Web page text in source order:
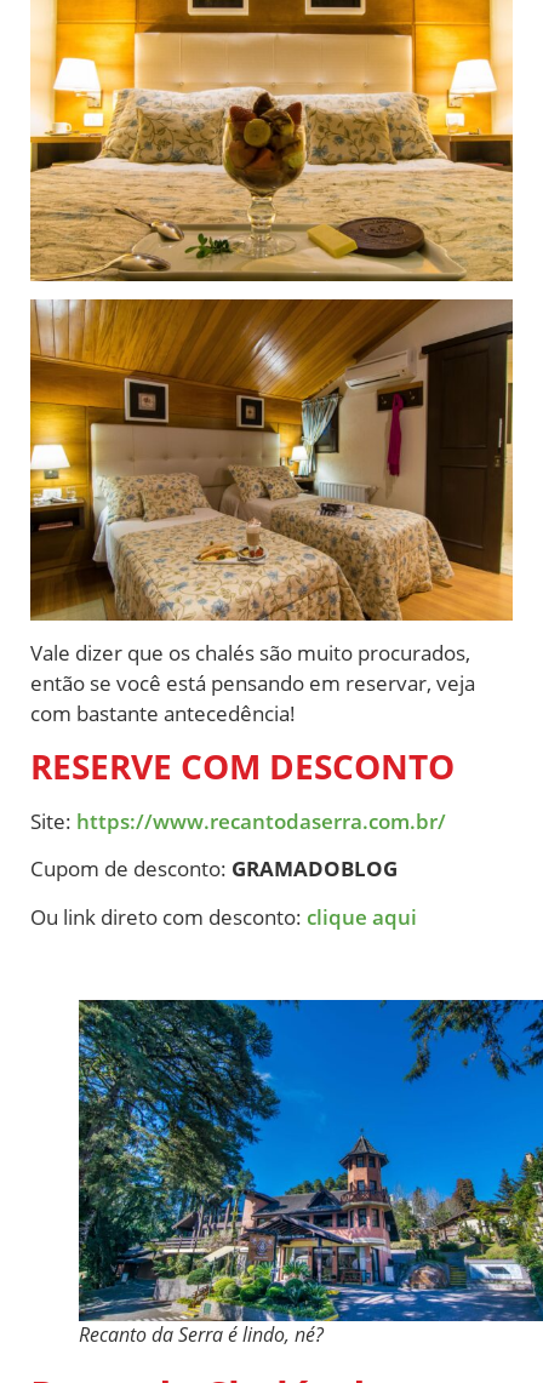
Vale dizer que os chalés são muito procurados,
então se você está pensando em reservar, veja
com bastante antecedência!
RESERVE COM DESCONTO
Site: https://www.recantodaserra.com.br/
Cupom de desconto: GRAMADOBLOG
Ou link direto com desconto: clique aqui
Recanto da Serra é lindo, né?